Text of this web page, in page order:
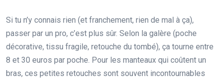
Si tu n’y connais rien (et franchement, rien de mal à ça),
passer par un pro, c’est plus sûr. Selon la galère (poche
décorative, tissu fragile, retouche du tombé), ça tourne entre
8 et 30 euros par poche. Pour les manteaux qui coûtent un
bras, ces petites retouches sont souvent incontournables